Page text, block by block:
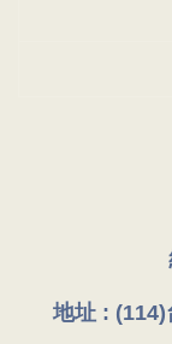
地址 : (114)